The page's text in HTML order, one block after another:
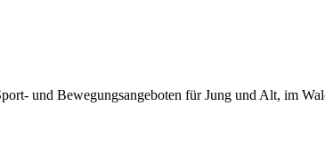
und Bewegungsangeboten für Jung und Alt, im